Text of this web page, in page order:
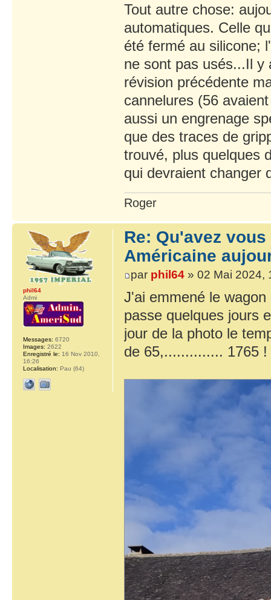
Tout autre chose:
automatiques. Celle
été fermé au silicone;
ne sont pas usés...Il y
révision précédente
cannelures (56
aussi un engrenage
que des traces de
trouvé, plus quelques
qui devraient changer
Roger
Re: Qu'avez
Américaine
par phil64» 02 Mai 2024,
J'ai emmené le
passe quelques jours
jour de la photo le
de 65,.............. 1765 !
phil64
Admi
Messages: 6720
Images: 2622
Enregistré le: 16 Nov 2010,
16:26
Localisation: Pau (64)